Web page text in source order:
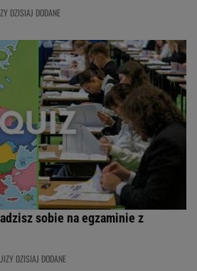
DZISIAJ DODANE
sobie na egzaminie z
DZISIAJ DODANE